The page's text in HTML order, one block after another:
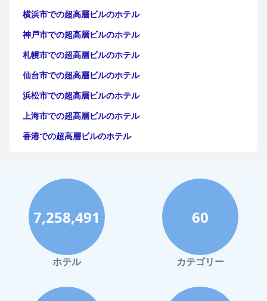
駐車場は便利で手頃な価格で、エレベーターへのアクセスが簡単
で、十分なスペースがありますが、ナビゲーションの指示がわか
りにくいと感じる宿泊客もいます。
家族連れは、ホテルが非常に親切で、思慮深いアメニティと行動
性、温かいスタッフとの交流、そしてホテルの全体的な雰囲気
は、家族旅行に最適な選択肢となっています。
ホテルの周辺のナイトライフは、エンターテイメント施設に近い
戦略的なロケーションから恩恵を受けており、ホテルバーからの
美しい夜景が魅力を加えています。一部のアメニティは早くに閉
要するに、新横浜プリンスホテルは、その便利なロケーション、
素晴らしい食事体験、そして卓越したサービスで際立っていま
す。客室のモダンさやインターネット接続などのいくつかの分野
には改善の余地がありますが、全体的な体験はポジティブであ
り、横浜を旅行する宿泊客にとって好ましい選択肢となっていま
す。
横浜市での超高層ビルのホテル
神戸市での超高層ビルのホテル
札幌市での超高層ビルのホテル
仙台市での超高層ビルのホテル
浜松市での超高層ビルのホテル
上海市での超高層ビルのホテル
香港での超高層ビルのホテル
クアラルンプールでの超高層ビルのホテル
マニラでの超高層ビルのホテル
ジャカルタでの超高層ビルのホテル
深セン市での超高層ビルのホテル
ソウルでの超高層ビルのホテル
7,258,491
ホテル
60
カテゴリー